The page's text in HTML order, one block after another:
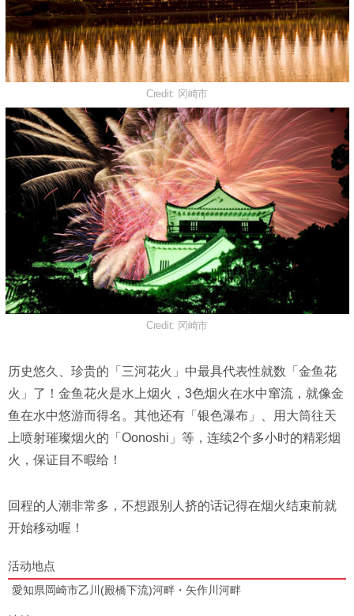
Credit: 冈崎市
Credit: 冈崎市
历史悠久、珍贵的「三河花火」中最具代表性就数「金鱼花
火」了！金鱼花火是水上烟火，3色烟火在水中窜流，就像金
鱼在水中悠游而得名。其他还有「银色瀑布」、用大筒往天
上喷射璀璨烟火的「Oonoshi」等，连续2个多小时的精彩烟
火，保证目不暇给！
回程的人潮非常多，不想跟别人挤的话记得在烟火结束前就
开始移动喔！
活动地点
愛知県岡崎市乙川(殿橋下流)河畔・矢作川河畔